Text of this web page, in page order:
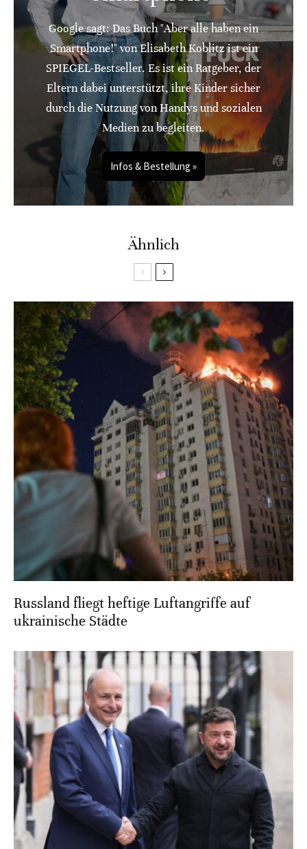
Google sagt: Das Buch "Aber alle haben ein
Smartphone!" von Elisabeth Koblitz ist ein
SPIEGEL-Bestseller. Es ist ein Ratgeber, der
Eltern dabei unterstützt, ihre Kinder sicher
durch die Nutzung von Handys und sozialen
Medien zu begleiten.
Infos & Bestellung »
Ähnlich
Russland fliegt heftige Luftangriffe auf
ukrainische Städte